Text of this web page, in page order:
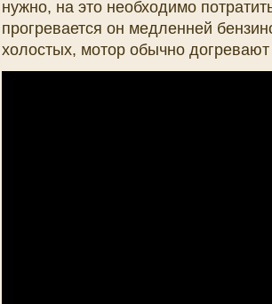
нужно, на это необходимо
прогревается он медленней
холостых, мотор обычно